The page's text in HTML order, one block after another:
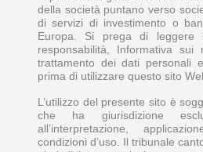
della società puntano verso
di servizi di investimento o
Europa. Si prega di leggere
responsabilità, Informativa sui
trattamento dei dati personali
prima di utilizzare questo sito
L’utilizzo del presente sito è
che ha giurisdizione
all’interpretazione,
condizioni d’uso. Il tribunale